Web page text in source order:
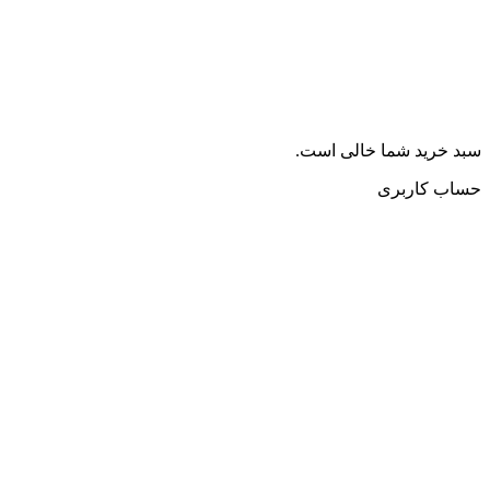
سبد خرید شما خالی است.
حساب کاربری